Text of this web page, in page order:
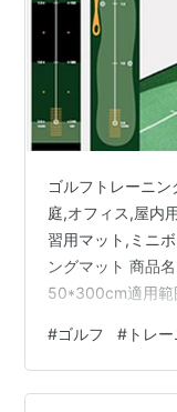
ゴルフトレーニ
庭,オフィス,屋内
習用マット,ミニ
ングマット 商品
50*300cm適用範
地: tpr素材機能:
る、どこでもゴ
す、240cmのパ
#ゴルフ # トレ